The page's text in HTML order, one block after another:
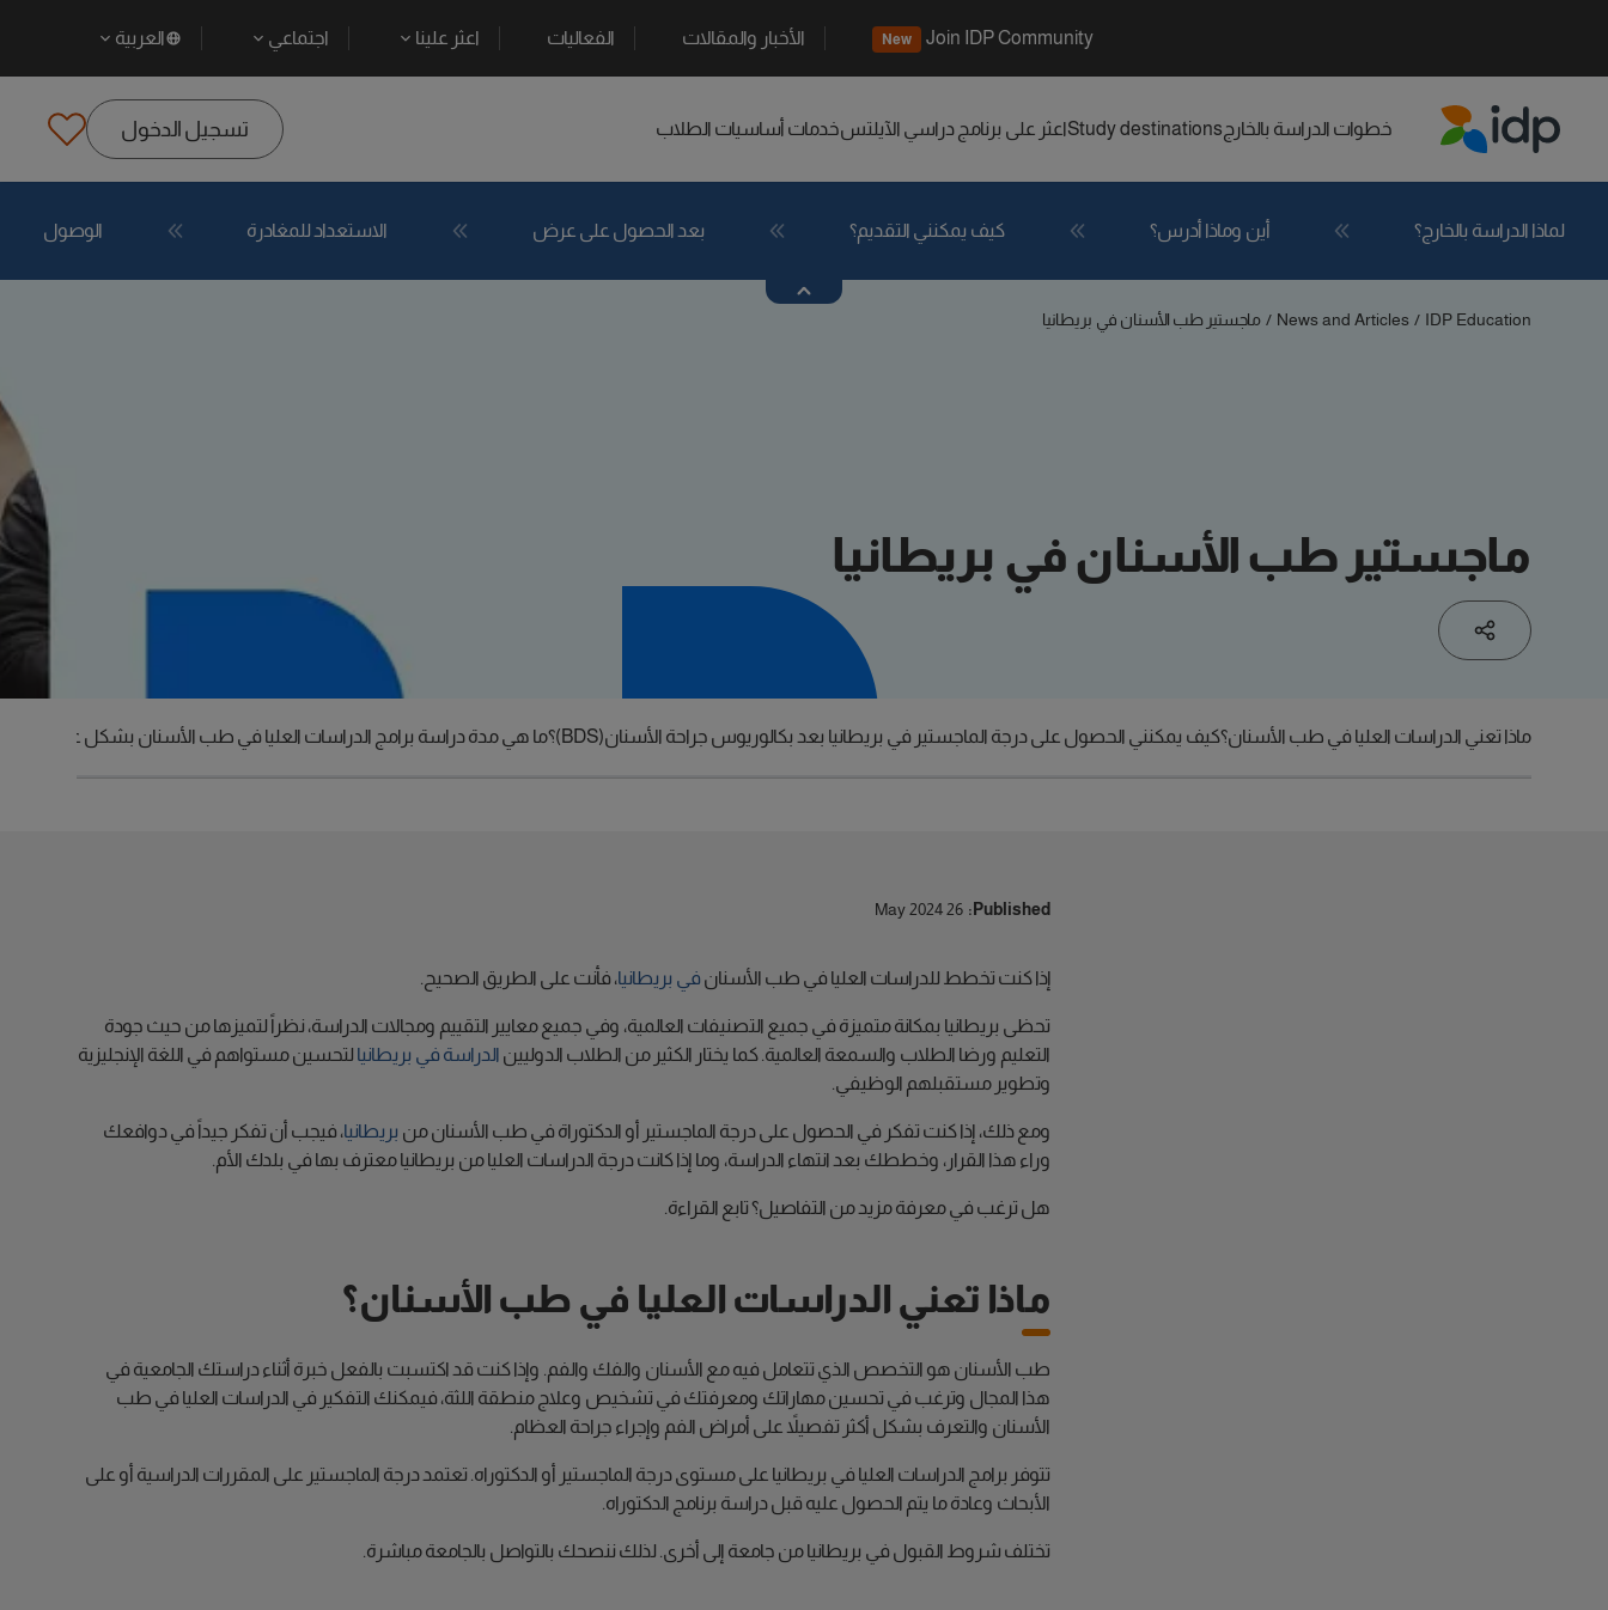
Join IDP Community
New الأخبار والمقالات الفعاليات اعثر علينا اجتماعي العربية
خطوات الدراسة بالخارج Study destinationsاعثر على برنامج دراسي الآيلتسخدمات أساسيات الطلاب تسجيل الدخول
لماذا الدراسة بالخارج؟ أين وماذا أدرس؟ كيف يمكنني التقديم؟ بعد الحصول على عرض الاستعداد للمغادرة الوصول
IDP Education
/
News and Articles
/ ماجستير طب الأسنان في بريطانيا
ماجستير طب الأسنان في بريطانيا
ماذا تعني الدراسات العليا في طب الأسنان؟كيف يمكنني الحصول على درجة الماجستير في بريطانيا بعد بكالوريوس جراحة الأسنان(BDS)؟ ما هي مدة دراسة برامج الدراسات العليا في طب الأسنان بشكل عام؟
Published:
26 May 2024
إذا كنت تخطط للدراسات العليا في طب الأسنان في بريطانيا، فأنت على الطريق الصحيح.
تحظى بريطانيا بمكانة متميزة في جميع التصنيفات العالمية، وفي جميع معايير التقييم ومجالات الدراسة، نظراً لتميزها من حيث جودة
التعليم ورضا الطلاب والسمعة العالمية. كما يختار الكثير من الطلاب الدوليين الدراسة في بريطانيا لتحسين مستواهم في اللغة الإنجليزية
وتطوير مستقبلهم الوظيفي.
ومع ذلك، إذا كنت تفكر في الحصول على درجة الماجستير أو الدكتوراة في طب الأسنان من بريطانيا، فيجب أن تفكر جيداً في دوافعك
وراء هذا القرار، وخططك بعد انتهاء الدراسة، وما إذا كانت درجة الدراسات العليا من بريطانيا معترف بها في بلدك الأم.
هل ترغب في معرفة مزيد من التفاصيل؟ تابع القراءة.
ماذا تعني الدراسات العليا في طب الأسنان؟
طب الأسنان هو التخصص الذي تتعامل فيه مع الأسنان والفك والفم. وإذا كنت قد اكتسبت بالفعل خبرة أثناء دراستك الجامعية في
هذا المجال وترغب في تحسين مهاراتك ومعرفتك في تشخيص وعلاج منطقة اللثة، فيمكنك التفكير في الدراسات العليا في طب
الأسنان والتعرف بشكل أكثر تفصيلاً على أمراض الفم وإجراء جراحة العظام.
تتوفر برامج الدراسات العليا في بريطانيا على مستوى درجة الماجستير أو الدكتوراه. تعتمد درجة الماجستير على المقررات الدراسية أو على
الأبحاث وعادة ما يتم الحصول عليه قبل دراسة برنامج الدكتوراه.
تختلف شروط القبول في بريطانيا من جامعة إلى أخرى. لذلك ننصحك بالتواصل بالجامعة مباشرة.